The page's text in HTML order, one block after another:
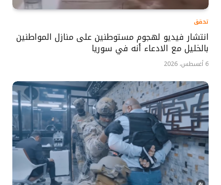
تحقق
انتشار فيديو لهجوم مستوطنين على منازل المواطنين
بالخليل مع الادعاء أنه في سوريا
6 أغسطس، 2026